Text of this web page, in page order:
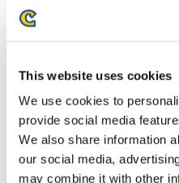
This website uses cookies
We use cookies to
provide social media
We also share information
our social media,
may combine it with other
お届け開始日： 2026/
竜 ナルガクルガ